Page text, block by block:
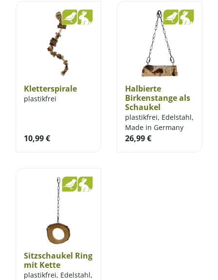
Kletterspirale
plastikfrei
10,99€
Halbierte
Birkenstange als
Schaukel
plastikfrei, Edelstahl,
Made in Germany
26,99€
Sitzschaukel Ring
mit Kette
plastikfrei, Edelstahl,